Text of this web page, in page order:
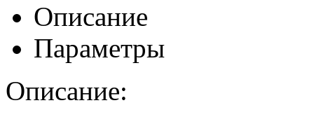
Описание
Параметры
Описание: